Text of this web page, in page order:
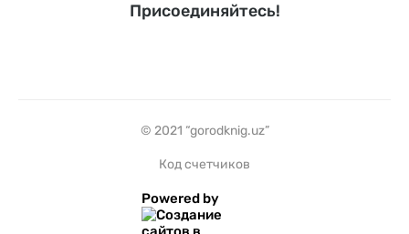
Присоединяйтесь!
© 2021 “gorodknig.uz”
Код счетчиков
Powered by